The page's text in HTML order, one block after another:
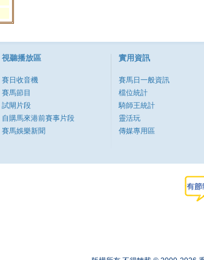
視聽播放區
賽日收音機
賽馬節目
試閘片段
自購馬來港前賽事片段
賽馬娛樂新聞
實用資訊
賽馬日一般資訊
檔位統計
騎師王統計
靈活玩
傳媒專用區